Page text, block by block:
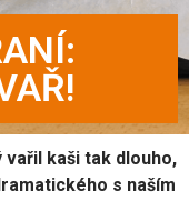
kaši tak dlouho,
s naším